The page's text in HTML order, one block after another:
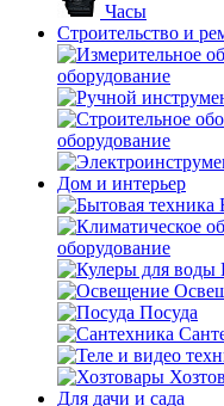
Часы
Строительство и
оборудование
оборудование
Дом и интерьер
оборудование
Посуда
Для дачи и сада